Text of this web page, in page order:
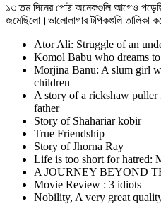
১৩ তম দিনের পোষ্ট অনেকগুলি আগেও
জমেছিলো।ভালোলাগার টপিকগুলি তালিকা
Ator Ali: Struggle of an
Komol Babu who dreams
Morjina Banu: A slum girl
children
A story of a rickshaw puller
father
Story of Shahariar kobir
True Friendship
Story of Jhorna Ray
Life is too short for hatred:
A JOURNEY BEYOND
Movie Review : 3 idiots
Nobility, A very great